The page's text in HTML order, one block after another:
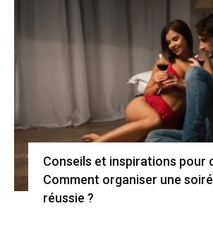
Conseils et inspirations pour
Comment organiser une
réussie ?